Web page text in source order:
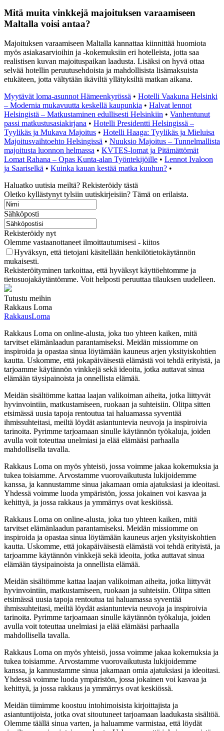
Mitä muita vinkkejä majoituksen varaamiseen
Maltalla voisi antaa?
Majoituksen varaamiseen Maltalla kannattaa kiinnittää huomiota
myös asiakasarvioihin ja -kokemuksiin eri hotelleista, jotta saa
realistisen kuvan majoituspaikan laadusta. Lisäksi on hyvä ottaa
selvää hotellin peruutusehdoista ja mahdollisista lisämaksuista
etukäteen, jotta vältytään ikäviltä yllätyksiltä matkan aikana.
Myytävät loma-asunnot Hämeenkyrössä • Hotelli Vaakuna Helsinki
– Modernia mukavuutta keskellä kaupunkia • Halvat lennot
Helsingistä – Matkustaminen edullisesti Helsinkiin • Vanhentunut
passi matkustusasiakirjana • Hotelli Presidentti Helsingissä –
Tyylikäs ja Mukava Majoitus • Hotelli Haaga: Tyylikäs ja Mieluisa
Majoitusvaihtoehto Helsingissä • Nuuksio Majoitus – Tunnelmallista
majoitusta luonnon helmassa • KVTES-lomat ja Pitämättömät
Lomat Rahana – Opas Kunta-alan Työntekijöille • Lennot Ivaloon
ja Saariselkä • Kuinka kauan kestää matka kuuhun? •
Haluatko uutisia meiltä? Rekisteröidy tästä
Oletko kyllästynyt tylsiin uutiskirjeisiin? Tämä on erilaista.
Sähköposti
Rekisteröidy nyt
Olemme vastaanottaneet ilmoittautumisesi - kiitos
Hyväksyn, että tietojani käsitellään henkilötietokäytännön
mukaisesti.
Rekisteröityminen tarkoittaa, että hyväksyt käyttöehtomme ja
tietosuojakäytäntömme. Voit helposti peruuttaa tilauksen uudelleen.
Tutustu meihin
Rakkaus Loma
RakkausLoma
Rakkaus Loma on online-alusta, joka tuo yhteen kaiken, mitä
tarvitset elämänlaadun parantamiseksi. Meidän missiomme on
inspiroida ja opastaa sinua löytämään kauneus arjen yksityiskohtien
kautta. Uskomme, että jokapäiväisestä elämästä voi tehdä erityistä, ja
tarjoamme käytännön vinkkejä sekä ideoita, jotka auttavat sinua
elämään täysipainoista ja onnellista elämää.
Meidän sisältömme kattaa laajan valikoiman aiheita, jotka liittyvät
hyvinvointiin, matkustamiseen, ruokaan ja suhteisiin. Olitpa sitten
etsimässä uusia tapoja rentoutua tai haluamassa syventää
ihmissuhteitasi, meiltä löydät asiantuntevia neuvoja ja inspiroivia
tarinoita. Pyrimme tarjoamaan sinulle käytännön työkaluja, joiden
avulla voit toteuttaa unelmiasi ja elää elämääsi parhaalla
mahdollisella tavalla.
Rakkaus Loma on myös yhteisö, jossa voimme jakaa kokemuksia ja
tukea toisiamme. Arvostamme vuorovaikutusta lukijoidemme
kanssa, ja kannustamme sinua jakamaan omia ajatuksiasi ja ideoitasi.
Yhdessä voimme luoda ympäristön, jossa jokainen voi kasvaa ja
kehittyä, ja jossa rakkaus ja ymmärrys ovat keskiössä.
Rakkaus Loma on online-alusta, joka tuo yhteen kaiken, mitä
tarvitset elämänlaadun parantamiseksi. Meidän missiomme on
inspiroida ja opastaa sinua löytämään kauneus arjen yksityiskohtien
kautta. Uskomme, että jokapäiväisestä elämästä voi tehdä erityistä, ja
tarjoamme käytännön vinkkejä sekä ideoita, jotka auttavat sinua
elämään täysipainoista ja onnellista elämää.
Meidän sisältömme kattaa laajan valikoiman aiheita, jotka liittyvät
hyvinvointiin, matkustamiseen, ruokaan ja suhteisiin. Olitpa sitten
etsimässä uusia tapoja rentoutua tai haluamassa syventää
ihmissuhteitasi, meiltä löydät asiantuntevia neuvoja ja inspiroivia
tarinoita. Pyrimme tarjoamaan sinulle käytännön työkaluja, joiden
avulla voit toteuttaa unelmiasi ja elää elämääsi parhaalla
mahdollisella tavalla.
Rakkaus Loma on myös yhteisö, jossa voimme jakaa kokemuksia ja
tukea toisiamme. Arvostamme vuorovaikutusta lukijoidemme
kanssa, ja kannustamme sinua jakamaan omia ajatuksiasi ja ideoitasi.
Yhdessä voimme luoda ympäristön, jossa jokainen voi kasvaa ja
kehittyä, ja jossa rakkaus ja ymmärrys ovat keskiössä.
Meidän tiimimme koostuu intohimoisista kirjoittajista ja
asiantuntijoista, jotka ovat sitoutuneet tarjoamaan laadukasta sisältöä.
Olemme täällä sinua varten, ja haluamme varmistaa, että löydät